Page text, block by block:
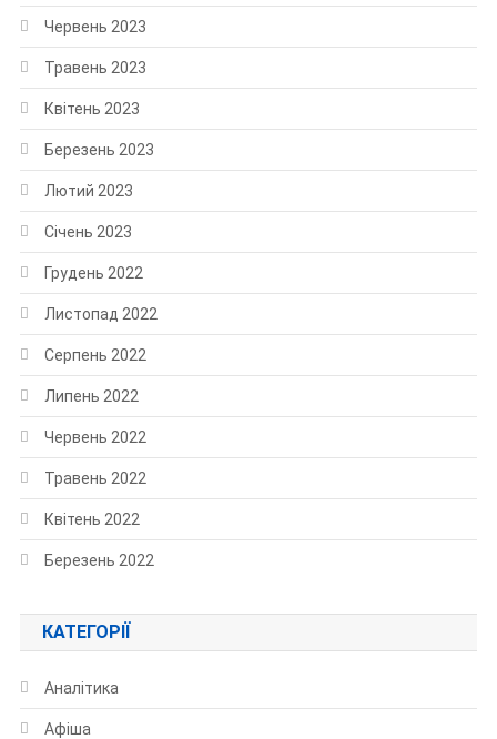
Червень 2023
Травень 2023
Квітень 2023
Березень 2023
Лютий 2023
Січень 2023
Грудень 2022
Листопад 2022
Серпень 2022
Липень 2022
Червень 2022
Травень 2022
Квітень 2022
Березень 2022
КАТЕГОРІЇ
Аналітика
Афіша